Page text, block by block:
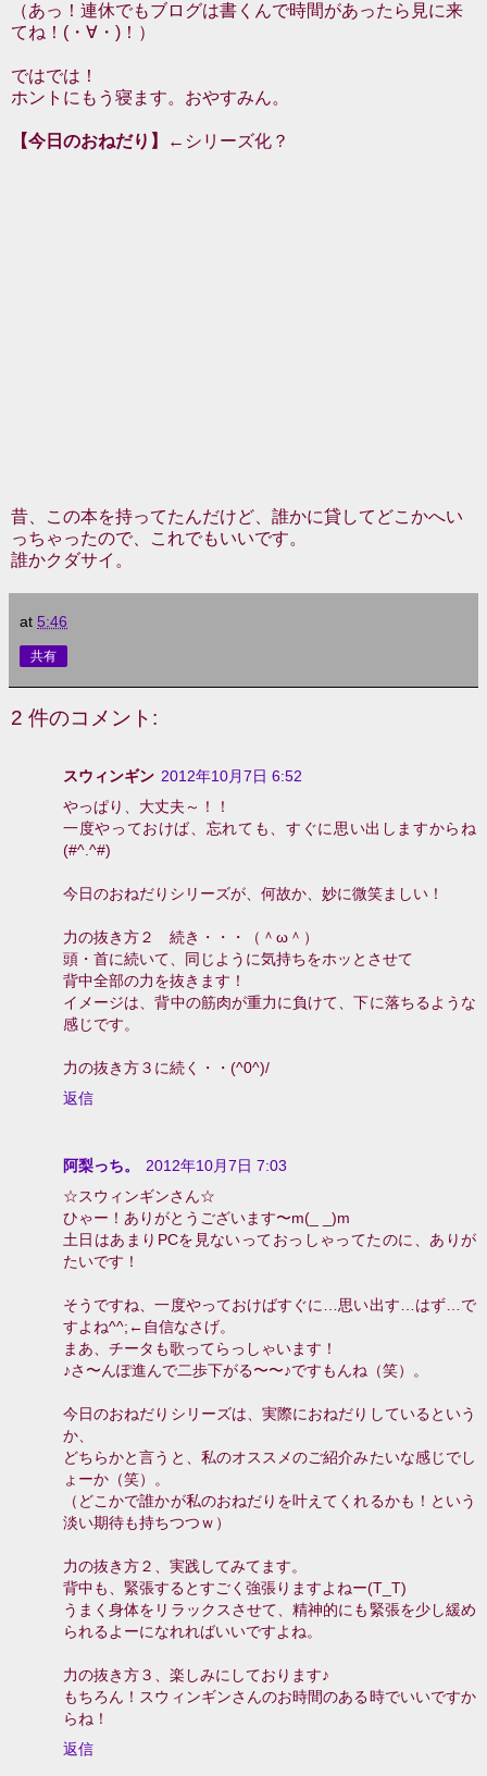
（あっ！連休でもブログは書くんで時間があったら見に来
てね！(・∀・)！）
ではでは！
ホントにもう寝ます。おやすみん。
【今日のおねだり】 ←シリーズ化？
昔、この本を持ってたんだけど、誰かに貸してどこかへい
っちゃったので、これでもいいです。
誰かクダサイ。
at 5:46
共有
2 件のコメント:
スウィンギン 2012年10月7日 6:52
やっぱり、大丈夫～！！
一度やっておけば、忘れても、すぐに思い出しますからね
(#^.^#)
今日のおねだりシリーズが、何故か、妙に微笑ましい！
力の抜き方２ 続き・・・（＾ω＾）
頭・首に続いて、同じように気持ちをホッとさせて
背中全部の力を抜きます！
イメージは、背中の筋肉が重力に負けて、下に落ちるような
感じです。
力の抜き方３に続く・・(^0^)/
返信
阿梨っち。
2012年10月7日 7:03
☆スウィンギンさん☆
ひゃー！ありがとうございます〜m(_ _)m
土日はあまりPCを見ないっておっしゃってたのに、ありが
たいです！
そうですね、一度やっておけばすぐに…思い出す…はず…で
すよね^^;←自信なさげ。
まあ、チータも歌ってらっしゃいます！
♪さ〜んぽ進んで二歩下がる〜〜♪ですもんね（笑）。
今日のおねだりシリーズは、実際におねだりしているという
か、
どちらかと言うと、私のオススメのご紹介みたいな感じでし
ょーか（笑）。
（どこかで誰かが私のおねだりを叶えてくれるかも！という
淡い期待も持ちつつｗ）
力の抜き方２、実践してみてます。
背中も、緊張するとすごく強張りますよねー(T_T)
うまく身体をリラックスさせて、精神的にも緊張を少し緩め
られるよーになれればいいですよね。
力の抜き方３、楽しみにしております♪
もちろん！スウィンギンさんのお時間のある時でいいですか
らね！
返信